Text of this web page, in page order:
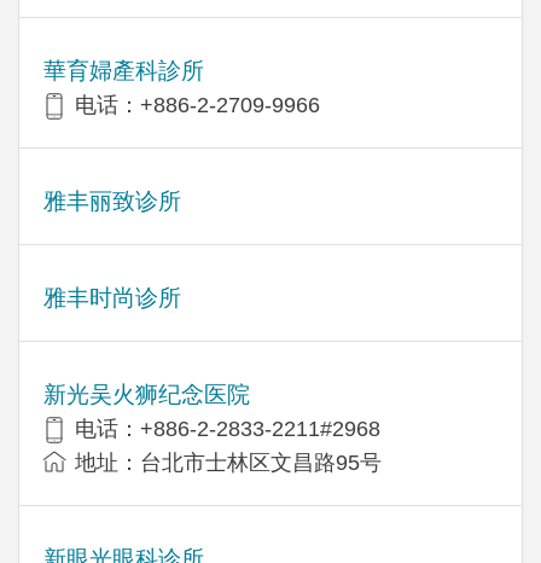
華育婦產科診所
电话：+886-2-2709-9966
雅丰丽致诊所
雅丰时尚诊所
新光吴火狮纪念医院
电话：+886-2-2833-2211#2968
地址：台北市士林区文昌路95号